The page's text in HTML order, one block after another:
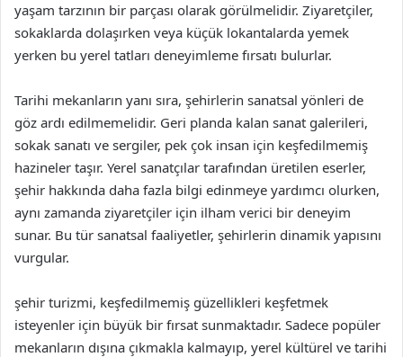
yaşam tarzının bir parçası olarak görülmelidir. Ziyaretçiler,
sokaklarda dolaşırken veya küçük lokantalarda yemek
yerken bu yerel tatları deneyimleme fırsatı bulurlar.
Tarihi mekanların yanı sıra, şehirlerin sanatsal yönleri de
göz ardı edilmemelidir. Geri planda kalan sanat galerileri,
sokak sanatı ve sergiler, pek çok insan için keşfedilmemiş
hazineler taşır. Yerel sanatçılar tarafından üretilen eserler,
şehir hakkında daha fazla bilgi edinmeye yardımcı olurken,
aynı zamanda ziyaretçiler için ilham verici bir deneyim
sunar. Bu tür sanatsal faaliyetler, şehirlerin dinamik yapısını
vurgular.
şehir turizmi, keşfedilmemiş güzellikleri keşfetmek
isteyenler için büyük bir fırsat sunmaktadır. Sadece popüler
mekanların dışına çıkmakla kalmayıp, yerel kültürel ve tarihi